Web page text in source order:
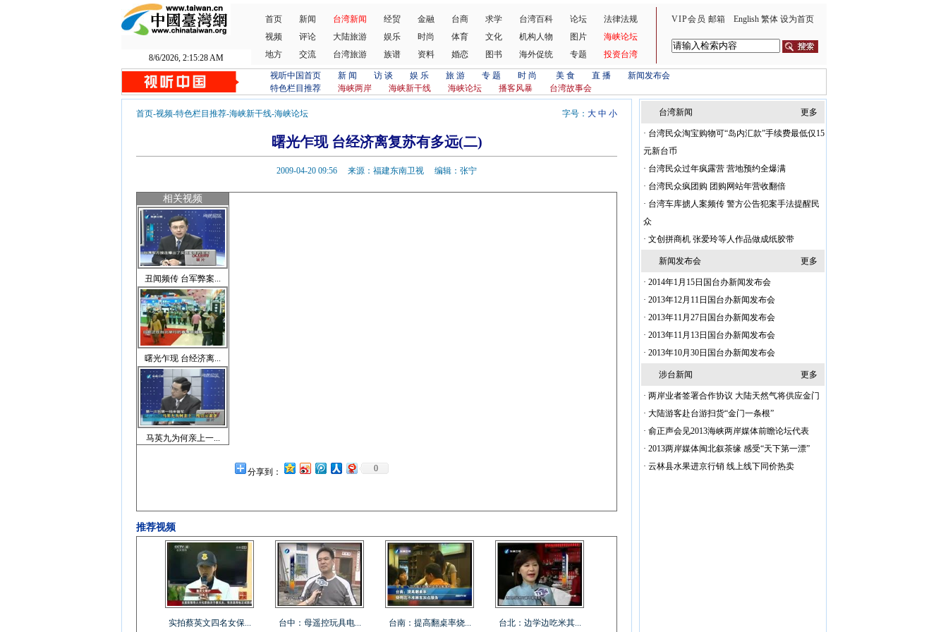
8/6/2026, 2:15:29 AM
首页 新闻 台湾新闻 经贸 金融 台商 求学 台湾百科 论坛
法律法规
视频
评论 大陆旅游 娱乐 时尚 体育 文化 机构人物 图片
海峡论坛
地方
交流 台湾旅游 族谱 资料 婚恋 图书 海外促统 专题 投资台湾
VIP会员 邮箱 English 繁体 设为首页
视听中国首页 新 闻 访 谈 娱 乐 旅 游 专 题 时 尚 美 食 直 播
新闻发布会
特色栏目推荐
海峡两岸 海峡新干线 海峡论坛 播客风暴 台湾故事会
字号： 大 中 小
首页-视频-特色栏目推荐-海峡新干线-海峡论坛
曙光乍现 台经济离复苏有多远(二)
2009-04-20 09:56 来源：福建东南卫视 编辑：张宁
分享到： 0
相关视频
丑闻频传 台军弊案...
曙光乍现 台经济离...
马英九为何亲上一...
推荐视频
实拍蔡英文四名女保... 台中：母遥控玩具电... 台南：提高翻桌率烧... 台北：边学边吃米其...
更多
台湾新闻
· 台湾民众淘宝购物可“岛内汇款”手续费最低仅15
元新台币
· 台湾民众过年疯露营 营地预约全爆满
· 台湾民众疯团购 团购网站年营收翻倍
· 台湾车库掳人案频传 警方公告犯案手法提醒民
众
· 文创拼商机 张爱玲等人作品做成纸胶带
更多
新闻发布会
· 2014年1月15日国台办新闻发布会
· 2013年12月11日国台办新闻发布会
· 2013年11月27日国台办新闻发布会
· 2013年11月13日国台办新闻发布会
· 2013年10月30日国台办新闻发布会
更多
涉台新闻
· 两岸业者签署合作协议 大陆天然气将供应金门
· 大陆游客赴台游扫货“金门一条根”
· 俞正声会见2013海峡两岸媒体前瞻论坛代表
· 2013两岸媒体闽北叙茶缘 感受“天下第一漂”
· 云林县水果进京行销 线上线下同价热卖